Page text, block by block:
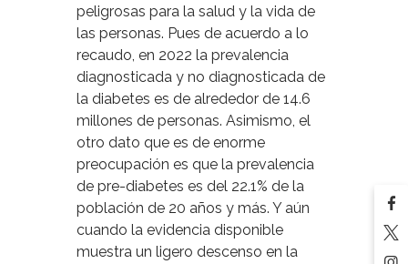
peligrosas para la salud y la vida de
las personas. Pues de acuerdo a lo
recaudo, en 2022 la prevalencia
diagnosticada y no diagnosticada de
la diabetes es de alrededor de 14.6
millones de personas. Asimismo, el
otro dato que es de enorme
preocupación es que la prevalencia
de pre-diabetes es del 22.1% de la
población de 20 años y más. Y aún
cuando la evidencia disponible
muestra un ligero descenso en la